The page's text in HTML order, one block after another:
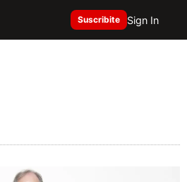
Suscribite Sign In